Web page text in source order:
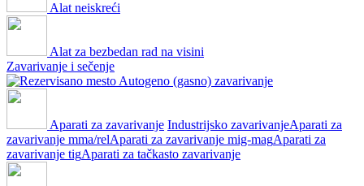
Alat neiskreći
Alat za bezbedan rad na visini
Zavarivanje i sečenje
Autogeno (gasno) zavarivanje
Aparati za zavarivanje Industrijsko zavarivanjeAparati za
zavarivanje mma/relAparati za zavarivanje mig-magAparati za
zavarivanje tigAparati za tačkasto zavarivanje